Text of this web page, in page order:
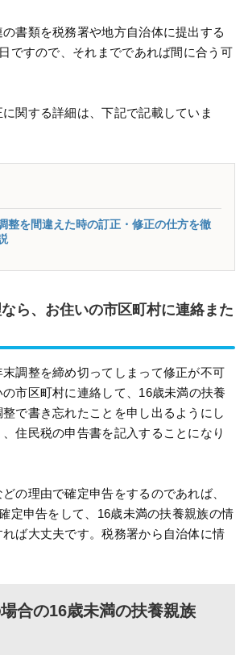
書類を税務署や地方自治体に提出する
ですので、それまでであれば間に合う可
関する詳細は、下記で記載していま
整を間違えた時の訂正・修正の仕方を徹
なら、お住いの市区町村に連絡また
調整を締め切ってしまって修正が不可
市区町村に連絡して、16歳未満の扶養
で書き忘れたことを申し出るようにし
住民税の申告書を記入することになり
の理由で確定申告をするのであれば、
定申告をして、16歳未満の扶養親族の情
ば大丈夫です。税務署から自治体に情
合の16歳未満の扶養親族